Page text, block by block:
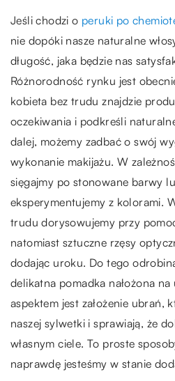
Jeśli chodzi o peruki po
nie dopóki nasze naturalne
długość, jaka będzie nas
Różnorodność rynku jest
kobieta bez trudu znajdzie
oczekiwania i podkreśli
dalej, możemy zadbać o swój
wykonanie makijażu. W
sięgajmy po stonowane barwy
eksperymentujemy z kolorami.
trudu dorysowujemy przy
natomiast sztuczne rzęsy
dodając uroku. Do tego
delikatna pomadka nałożona
aspektem jest założenie ubrań,
naszej sylwetki i sprawiają, że
własnym ciele. To proste
naprawdę jesteśmy w stanie